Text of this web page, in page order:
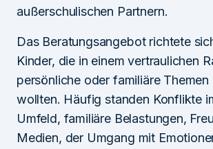
außerschulischen Partnern.
Das Beratungsangebot richtete
Kinder, die in einem vertraulichen
persönliche oder familiäre Themen
wollten. Häufig standen Konflikte
Umfeld, familiäre Belastungen,
Medien, der Umgang mit